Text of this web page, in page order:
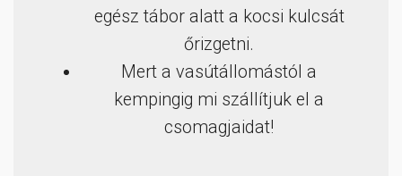
egész tábor alatt a kocsi kulcsát
őrizgetni.
Mert a vasútállomástól a
kempingig mi szállítjuk el a
csomagjaidat!